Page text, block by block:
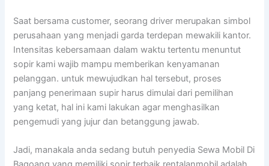
Saat bersama customer, seorang driver merupakan simbol
perusahaan yang menjadi garda terdepan mewakili kantor.
Intensitas kebersamaan dalam waktu tertentu menuntut
sopir kami wajib mampu memberikan kenyamanan
pelanggan. untuk mewujudkan hal tersebut, proses
panjang penerimaan supir harus dimulai dari pemilihan
yang ketat, hal ini kami lakukan agar menghasilkan
pengemudi yang jujur dan betanggung jawab.
Jadi, manakala anda sedang butuh penyedia Sewa Mobil Di